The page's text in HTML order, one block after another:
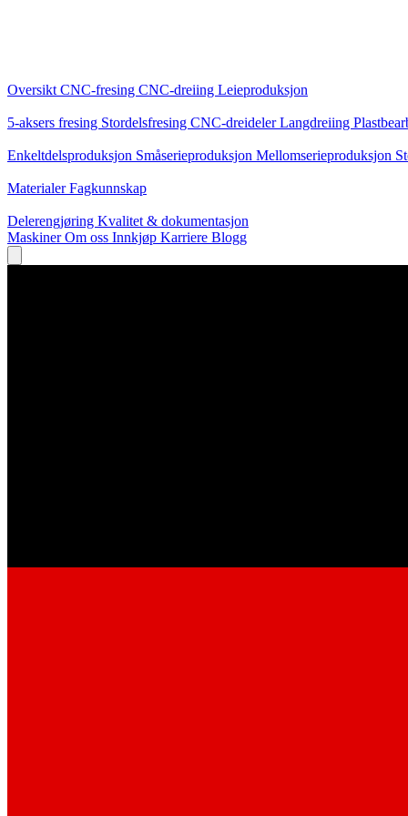
Oversikt CNC-fresing CNC-dreiing Leieproduksjon
5-aksers fresing Stordelsfresing CNC-dreidelerLangdreiing
Enkeltdelsproduksjon Småserieproduksjon Mellomserieproduksjon
MaterialerFagkunnskap
Delerengjøring Kvalitet & dokumentasjon
MaskinerOm oss Innkjøp Karriere Blogg